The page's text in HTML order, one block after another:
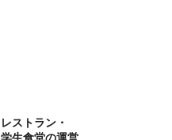
レストラン・